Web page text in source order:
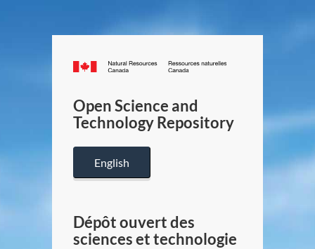
Canada.ca
/
Canada
Open Science and
Technology Repository
English
Dépôt ouvert des
sciences et technologie